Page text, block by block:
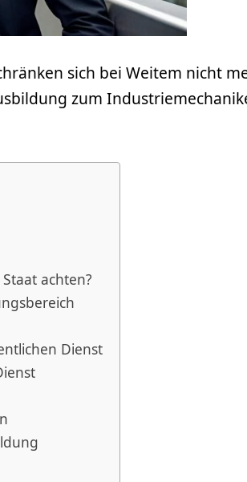
sich bei Weitem nicht
zum
achten?
Dienst